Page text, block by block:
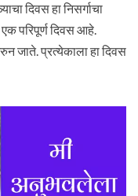
दिवस हा निसर्गाचा
परिपूर्ण दिवस आहे.
जाते. प्रत्येकाला हा दिवस